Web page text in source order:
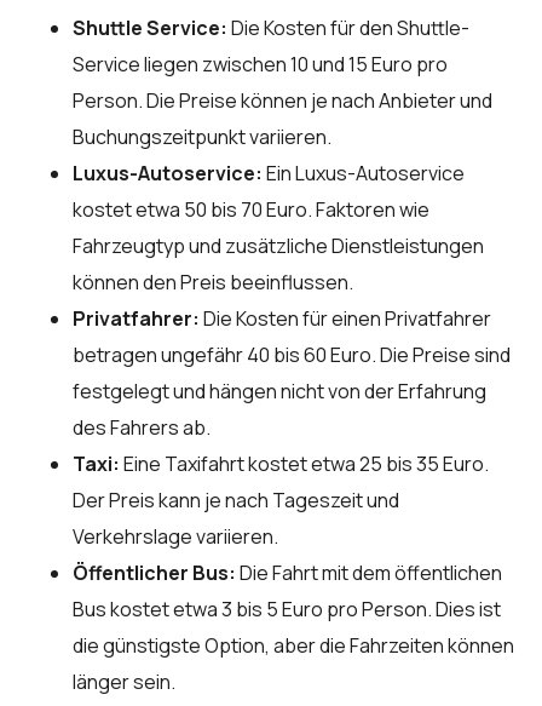
Shuttle Service: Die Kosten für den Shuttle-
Service liegen zwischen 10 und 15 Euro pro
Person. Die Preise können je nach Anbieter und
Buchungszeitpunkt variieren.
Luxus-Autoservice: Ein Luxus-Autoservice
kostet etwa 50 bis 70 Euro. Faktoren wie
Fahrzeugtyp und zusätzliche Dienstleistungen
können den Preis beeinflussen.
Privatfahrer: Die Kosten für einen Privatfahrer
betragen ungefähr 40 bis 60 Euro. Die Preise sind
festgelegt und hängen nicht von der Erfahrung
des Fahrers ab.
Taxi: Eine Taxifahrt kostet etwa 25 bis 35 Euro.
Der Preis kann je nach Tageszeit und
Verkehrslage variieren.
Öffentlicher Bus: Die Fahrt mit dem öffentlichen
Bus kostet etwa 3 bis 5 Euro pro Person. Dies ist
die günstigste Option, aber die Fahrzeiten können
länger sein.